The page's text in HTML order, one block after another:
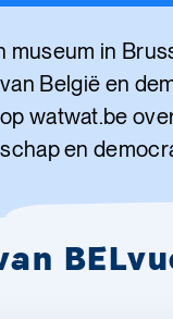
museum in
België en
watwat.be
en